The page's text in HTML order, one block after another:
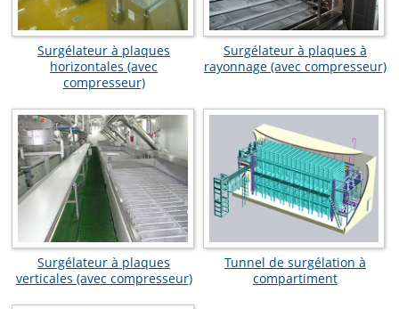
Surgélateur à plaques
horizontales (avec
compresseur)
Surgélateur à plaques à
rayonnage (avec compresseur)
Surgélateur à plaques
verticales (avec compresseur)
Tunnel de surgélation à
compartiment